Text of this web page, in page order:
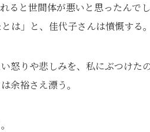
ると世間体が悪いと思ったんで
は」と、佳代子さんは憤慨する。
怒りや悲しみを、私にぶつけた
余裕さえ漂う。